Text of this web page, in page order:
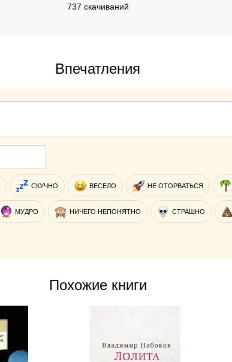
737 скачиваний
Впечатления
СКУЧНО ВЕСЕЛО НЕ ОТОРВАТЬСЯ
МУДРО НИЧЕГО НЕПОНЯТНО СТРАШНО
Похожие книги